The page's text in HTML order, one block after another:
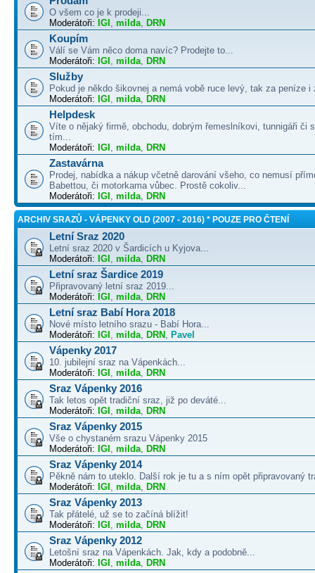
O všem co je k prodeji...
Moderátoři: IGI , milda, DRN
Koupím
Válí se Vám něco doma navíc? Prodejte to...
Moderátoři: IGI , milda, DRN
Služby
Pokud je někdo šikovnej a nemá vobě ruce levý, tak za peníze i
Moderátoři: IGI , milda, DRN
Helpdesk
Víte o nějaký firmě, obchodu, dobrým řemeslníkovi, tunnigáři či
tím...
Moderátoři: IGI , milda, DRN
Zastavárna
Prodej, nabídka a nákup včetně darování všeho, co nemusí
Babettou, či motorkama vůbec. Prostě cokoliv...
Moderátoři: IGI , milda, DRN
ARCHIV SRAZŮ - VÁPENKY OLD (2007 - 2016) * POUZE PRO ČTENÍ
Letní Sraz 2020
Letní sraz 2020 v Šardicích u Kyjova...
Moderátoři: IGI , milda, DRN
Letní sraz Šardice 2019
Připravovaný letní sraz 2019...
Moderátoři: IGI , milda, DRN
Letní sraz Babí Hora 2018
Nové místo letního srazu - Babí Hora...
Moderátoři: IGI , milda, DRN , Pavel
Vápenky 2017
10. jubilejní sraz na Vápenkách...
Moderátoři: IGI , milda, DRN
Sraz Vápenky 2016
Tak letos opět tradiční sraz, již po deváté...
Moderátoři: IGI , milda, DRN
Sraz Vápenky 2015
Vše o chystaném srazu Vápenky 2015
Moderátoři: IGI , milda, DRN
Sraz Vápenky 2014
Pěkně nám to uteklo. Další rok je tu a s ním opět připravovaný
Moderátoři: IGI , milda, DRN
Sraz Vápenky 2013
Tak přátelé, už se to začíná blížit!
Moderátoři: IGI , milda, DRN
Sraz Vápenky 2012
Letošní sraz na Vápenkách. Jak, kdy a podobně...
Moderátoři: IGI , milda, DRN